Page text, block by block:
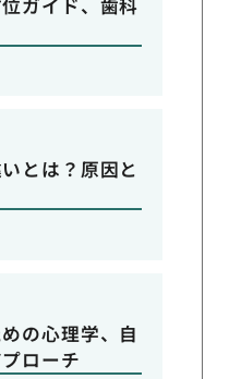
とは？原因と
の心理学、自
ローチ